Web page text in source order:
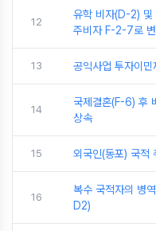
12
유학 비자(D-2) 및
주비자 F-2-7로
13 공익사업 투자이
14
국제결혼(F-6) 후
상속
15 외국인(동포) 국적
16
복수 국적자의 병
D2)